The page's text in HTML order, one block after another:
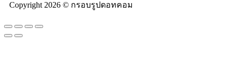
Copyright 2026 © กรอบรูปดอทคอม